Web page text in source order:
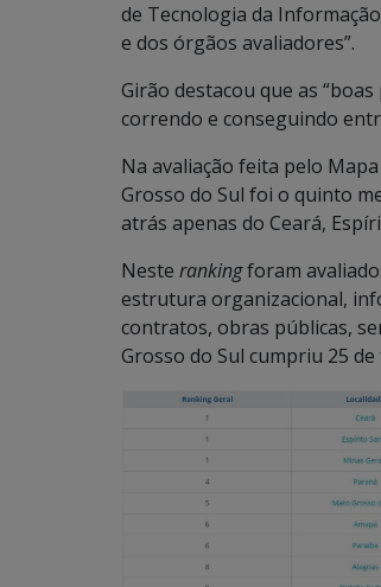
de Tecnologia da
e dos órgãos avaliadores”.
Girão destacou que as
correndo e conseguindo
Na avaliação feita pelo
Grosso do Sul foi o quinto
atrás apenas do Ceará,
Neste rankingforam
estrutura organizacional,
contratos, obras públicas,
Grosso do Sul cumpriu 25